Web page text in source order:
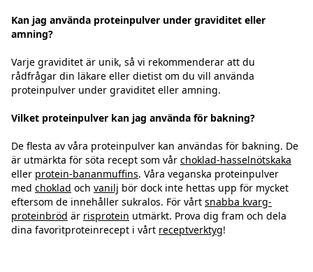
Kan jag använda proteinpulver under graviditet eller
amning?
Varje graviditet är unik, så vi rekommenderar att du
rådfrågar din läkare eller dietist om du vill använda
proteinpulver under graviditet eller amning.
Vilket proteinpulver kan jag använda för bakning?
De flesta av våra proteinpulver kan användas för bakning. De
är utmärkta för söta recept som vår choklad-hasselnötskaka
eller protein-bananmuffins. Våra veganska proteinpulver
med choklad och vanilj bör dock inte hettas upp för mycket
eftersom de innehåller sukralos. För vårt snabba kvarg-
proteinbröd är risprotein utmärkt. Prova dig fram och dela
dina favoritproteinrecept i vårt receptverktyg!